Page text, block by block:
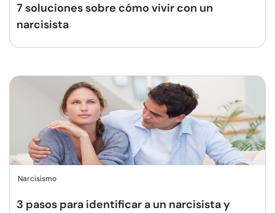
7 soluciones sobre cómo vivir con un
narcisista
Narcisismo
3 pasos para identificar a un narcisista y